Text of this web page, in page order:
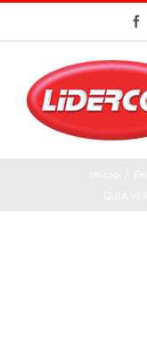
conteúdo